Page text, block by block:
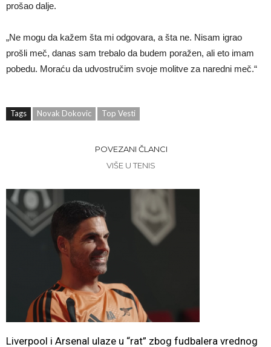
prošao dalje.
„Ne mogu da kažem šta mi odgovara, a šta ne. Nisam igrao
prošli meč, danas sam trebalo da budem poražen, ali eto imam
pobedu. Moraću da udvostručim svoje molitve za naredni meč.“
Tags Novak Dokovic Top Vesti
POVEZANI ČLANCI
VIŠE U TENIS
Liverpool i Arsenal ulaze u “rat” zbog fudbalera vrednog